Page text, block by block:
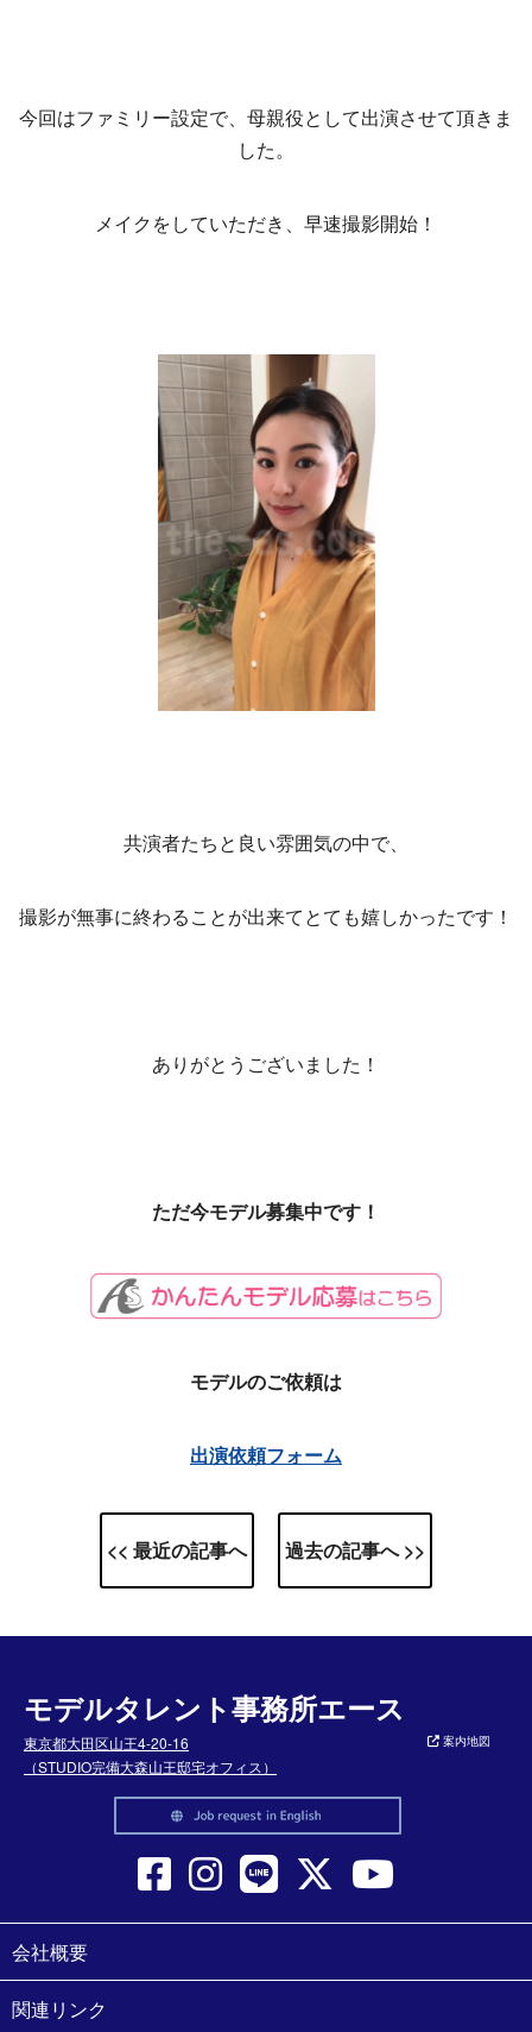
今回はファミリー設定で、母親役として出演させて頂きま
した。
メイクをしていただき、早速撮影開始！
共演者たちと良い雰囲気の中で、
撮影が無事に終わることが出来てとても嬉しかったです！
ありがとうございました！
ただ今モデル募集中です！
モデルのご依頼は
出演依頼フォーム
<< 最近の記事へ 過去の記事へ >>
モデルタレント事務所エース
東京都大田区山王4-20-16
（STUDIO完備大森山王邸宅オフィス）
案内地図
会社概要
関連リンク